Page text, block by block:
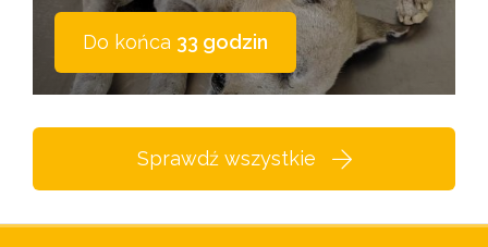
Do końca 33 godzin
Sprawdź wszystkie